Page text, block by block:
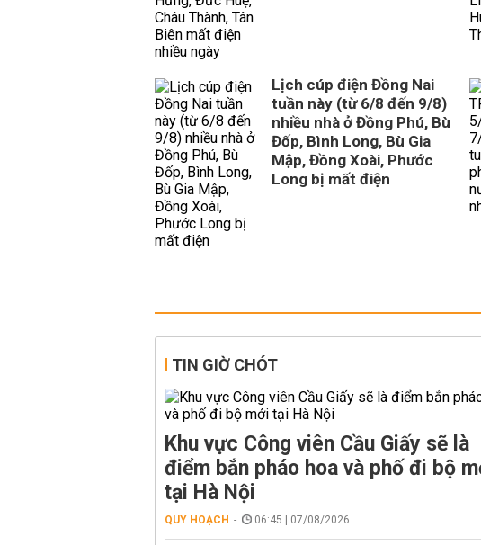
Lịch cúp điện Đồng Nai
tuần này (từ 6/8 đến 9/8)
nhiều nhà ở Đồng Phú, Bù
Đốp, Bình Long, Bù Gia
Mập, Đồng Xoài, Phước
Long bị mất điện
TIN GIỜ CHÓT
Khu vực Công viên Cầu Giấy sẽ là
điểm bắn pháo hoa và phố đi bộ
tại Hà Nội
QUY HOẠCH 06:45 | 07/08/2026